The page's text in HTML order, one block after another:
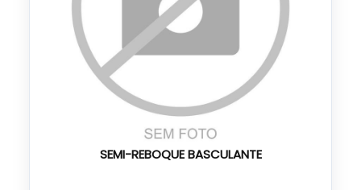
SEMI-REBOQUE BASCULANTE